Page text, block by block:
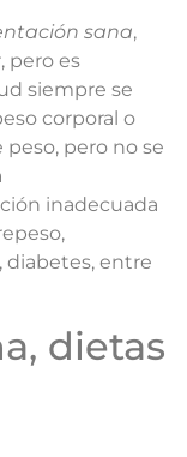
sana,
pero es
siempre se
corporal o
peso, pero no se
inadecuada
diabetes, entre
dietas